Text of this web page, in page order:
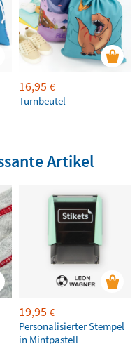
16,95 €
Turnbeutel
Artikel
19,95 €
Personalisierter Stempel
in Mintpastell